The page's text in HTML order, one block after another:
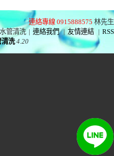
連絡專線 0915888575 林先生
管清洗 | 連絡我們 | 友情連結 | RSS
清洗 4.20